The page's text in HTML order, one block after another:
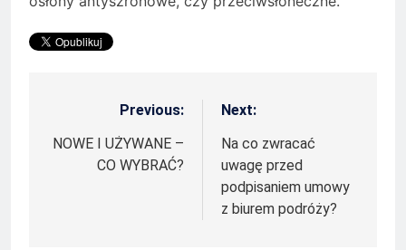
Nawigacja
wpisu
Previous:
NOWE I UŻYWANE –
CO WYBRAĆ?
Next:
Na co zwracać
uwagę przed
podpisaniem umowy
z biurem podróży?